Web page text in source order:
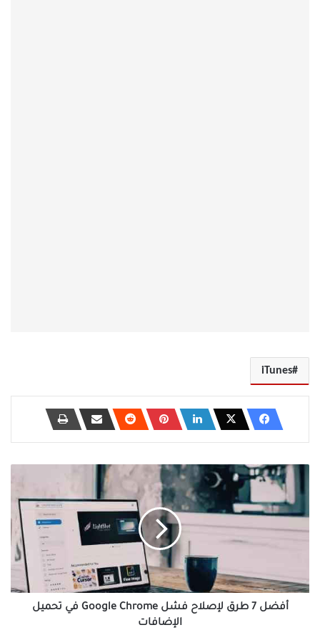
iTunes
أفضل
طرق
لإصلاح
فشل
تحميل
الإضافات
أفضل 7 طرق لإصلاح فشل Google Chrome في تحميل
الإضافات